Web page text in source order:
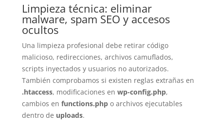
Limpieza técnica: eliminar
malware, spam SEO y accesos
ocultos
Una limpieza profesional debe retirar código
malicioso, redirecciones, archivos camuflados,
scripts inyectados y usuarios no autorizados.
También comprobamos si existen reglas extrañas en
.htaccess, modificaciones en wp-config.php,
cambios en functions.phpo archivos ejecutables
dentro de uploads.